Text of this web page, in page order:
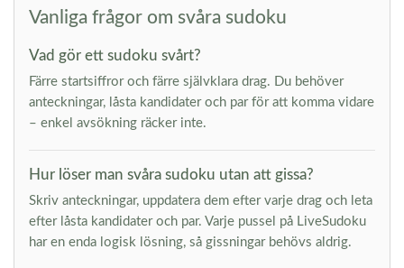
Vanliga frågor om svåra sudoku
Vad gör ett sudoku svårt?
Färre startsiffror och färre självklara drag. Du behöver
anteckningar, låsta kandidater och par för att komma vidare
– enkel avsökning räcker inte.
Hur löser man svåra sudoku utan att gissa?
Skriv anteckningar, uppdatera dem efter varje drag och leta
efter låsta kandidater och par. Varje pussel på LiveSudoku
har en enda logisk lösning, så gissningar behövs aldrig.